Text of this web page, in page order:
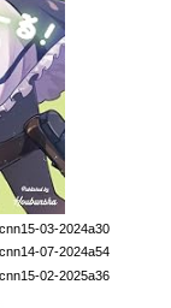
03-2024a30
07-2024a54
02-2025a36